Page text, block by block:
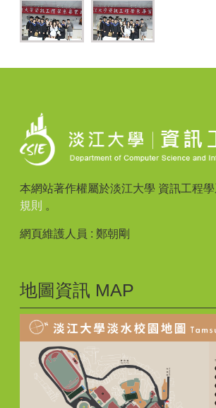
No
Caption
No
Caption
本網站著作權屬於淡江大學 資訊工程
規則 。
網頁維護人員 : 鄭朝剛
地圖資訊 MAP